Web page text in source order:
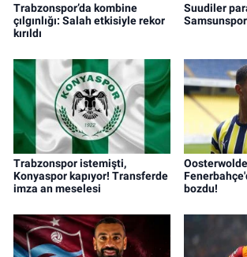
Trabzonspor’da kombine
çılgınlığı: Salah etkisiyle rekor
kırıldı
Suudiler
Samsunspor
Trabzonspor istemişti,
Konyaspor kapıyor! Transferde
imza an meselesi
bozdu!